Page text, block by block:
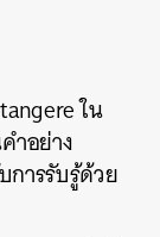
tangereใน
ำอย่าง
การรับรู้ด้วย